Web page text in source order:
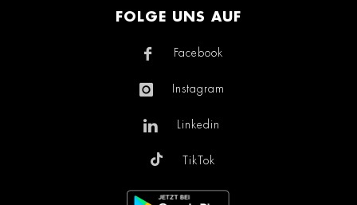
FOLGE UNS AUF
Facebook
Instagram
Linkedin
TikTok